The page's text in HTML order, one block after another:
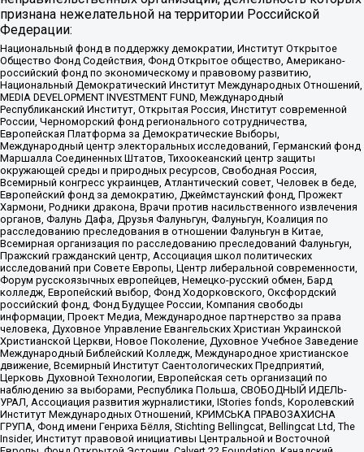
признана нежелательной на территории Российской
Федерации:
Национальный фонд в поддержку демократии, Институт Открытое
Общество Фонд Содействия, Фонд Открытое общество, Американо-
российский фонд по экономическому и правовому развитию,
Национальный Демократический Институт Международных Отношений,
MEDIA DEVELOPMENT INVESTMENT FUND, Международный
Республиканский Институт, Открытая Россия, Институт современной
России, Черноморский фонд регионального сотрудничества,
Европейская Платформа за Демократические Выборы,
Международный центр электоральных исследований, Германский фонд
Маршалла Соединенных Штатов, Тихоокеанский центр защиты
окружающей среды и природных ресурсов, Свободная Россия,
Всемирный конгресс украинцев, Атлантический совет, Человек в беде,
Европейский фонд за демократию, Джеймстаунский фонд, Прожект
Хармони, Родники дракона, Врачи против насильственного извлечения
органов, Фалунь Дафа, Друзья Фалуньгун, Фалуньгун, Коалиция по
расследованию преследования в отношении Фалуньгун в Китае,
Всемирная организация по расследованию преследований Фалуньгун,
Пражский гражданский центр, Ассоциация школ политических
исследований при Совете Европы, Центр либеральной современности,
Форум русскоязычных европейцев, Немецко-русский обмен, Бард
колледж, Европейский выбор, Фонд Ходорковского, Оксфордский
российский фонд, Фонд Будущее России, Компания свободы
информации, Проект Медиа, Международное партнерство за права
человека, Духовное Управление Евангельских Христиан Украинской
Христианской Церкви, Новое Поколение, Духовное Учебное Заведение
Международный Библейский Колледж, Международное христианское
движение, Всемирный Институт Саентологических Предприятий,
Церковь Духовной Технологии, Европейская сеть организаций по
наблюдению за выборами, Республика Польша, СВОБОДНЫЙ ИДЕЛЬ-
УРАЛ, Ассоциация развития журналистики, IStories fonds, Королевский
Институт Международных Отношений, КРИМСЬКА ПРАВОЗАХИСНА
ГРУПА, Фонд имени Генриха Бёлля, Stichting Bellingcat, Bellingcat Ltd, The
Insider, Институт правовой инициативы Центральной и Восточной